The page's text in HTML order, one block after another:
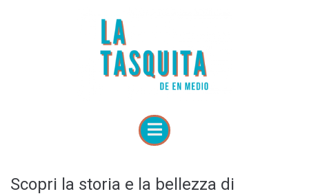
Scopri la storia e la bellezza di